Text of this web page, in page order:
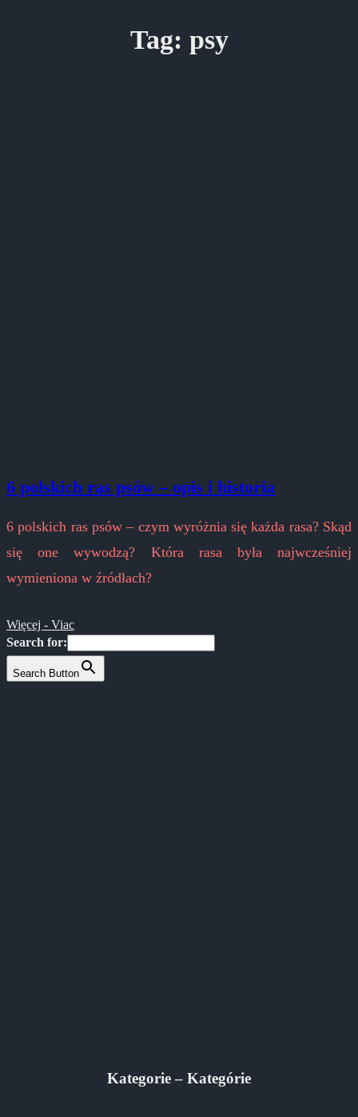
Tag: psy
6 polskich ras psów – opis i historia
6 polskich ras psów – czym wyróżnia się każda rasa? Skąd
się one wywodzą? Która rasa była najwcześniej
wymieniona w źródłach?
Więcej - Viac
Search for:
Search Button
Kategorie – Kategórie